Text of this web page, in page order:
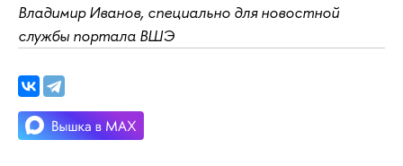
Владимир Иванов, специально для новостной
службы портала ВШЭ